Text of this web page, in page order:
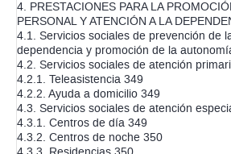
4. PRESTACIONES PARA LA
PERSONAL Y ATENCIÓN A LA
4.1. Servicios sociales de prevención de
dependencia y promoción de la
4.2. Servicios sociales de atención
4.2.1. Teleasistencia 349
4.2.2. Ayuda a domicilio 349
4.3. Servicios sociales de atención
4.3.1. Centros de día 349
4.3.2. Centros de noche 350